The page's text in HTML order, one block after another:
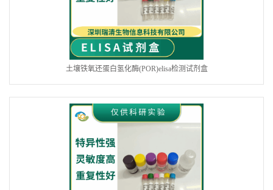
土壤铁氧还蛋白氢化酶(POR)elisa检测试剂盒